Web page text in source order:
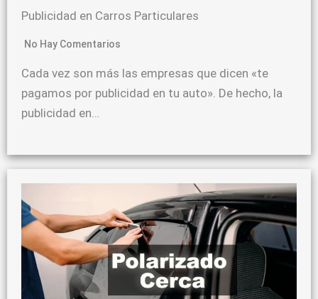
Publicidad en Carros Particulares
No Hay Comentarios
Cada vez son más las empresas que dicen «te
pagamos por publicidad en tu auto». De hecho, la
publicidad en…